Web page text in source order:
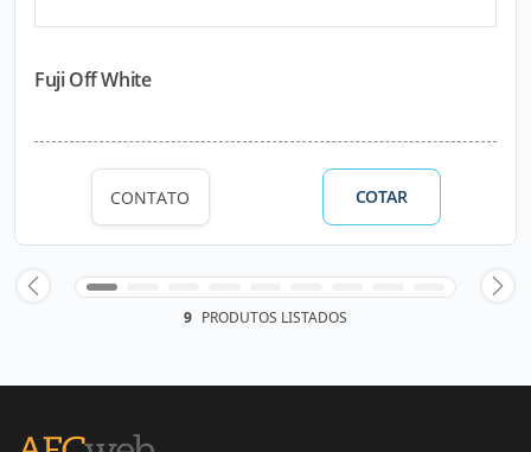
Fuji Off White
CONTATO COTAR
9 PRODUTOS LISTADOS